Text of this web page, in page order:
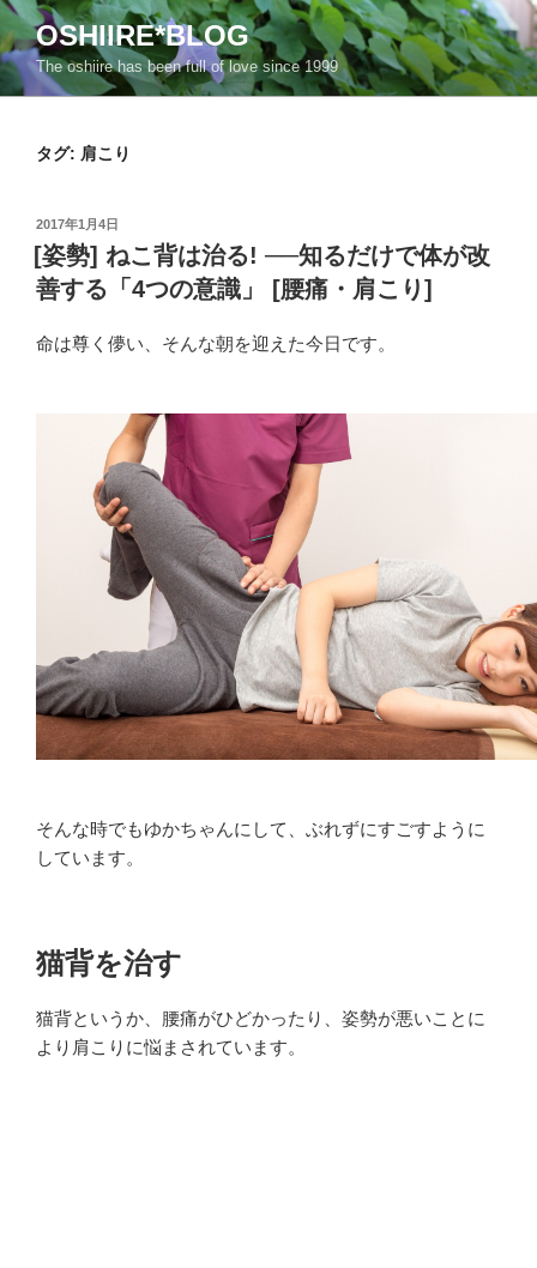
コ
ン
テ
ン
OSHIIRE*BLOG
The oshiire has been full of love since 1999
タグ: 肩こり
投
稿
日:
2017年1月4日
[姿勢] ねこ背は治る! ──知るだけで体が改
善する「4つの意識」 [腰痛・肩こり]
命は尊く儚い、そんな朝を迎えた今日です。
そんな時でもゆかちゃんにして、ぶれずにすごすように
しています。
猫背を治す
猫背というか、腰痛がひどかったり、姿勢が悪いことに
より肩こりに悩まされています。